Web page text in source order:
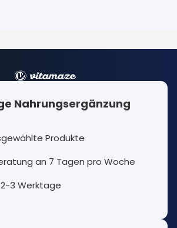
Nahrungsergänzung
Produkte
an 7 Tagen pro Woche
3 Werktage